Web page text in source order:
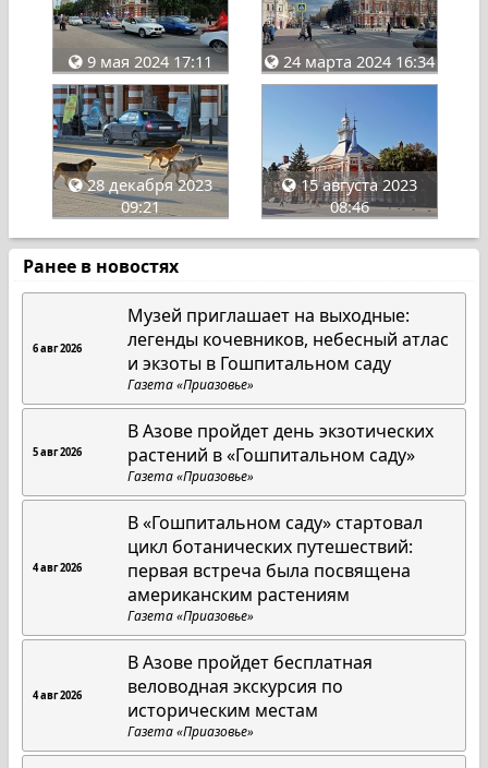
9 мая 2024 17:11 24 марта 2024 16:34
28 декабря 2023
09:21
15 августа 2023
08:46
Ранее в новостях
6 авг 2026
Музей приглашает на выходные:
легенды кочевников, небесный атлас
и экзоты в Гошпитальном саду
Газета «Приазовье»
5 авг 2026
В Азове пройдет день экзотических
растений в «Гошпитальном саду»
Газета «Приазовье»
4 авг 2026
В «Гошпитальном саду» стартовал
цикл ботанических путешествий:
первая встреча была посвящена
американским растениям
Газета «Приазовье»
4 авг 2026
В Азове пройдет бесплатная
веловодная экскурсия по
историческим местам
Газета «Приазовье»